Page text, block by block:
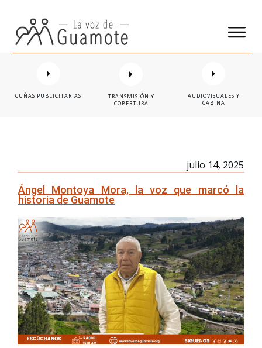
CUÑAS PUBLICITARIAS
TRANSMISIÓN Y
COBERTURA
AUDIOVISUALES Y
CABINA
julio 14, 2025
Ángel Montoya Mora, la voz que marcó la
historia de Guamote